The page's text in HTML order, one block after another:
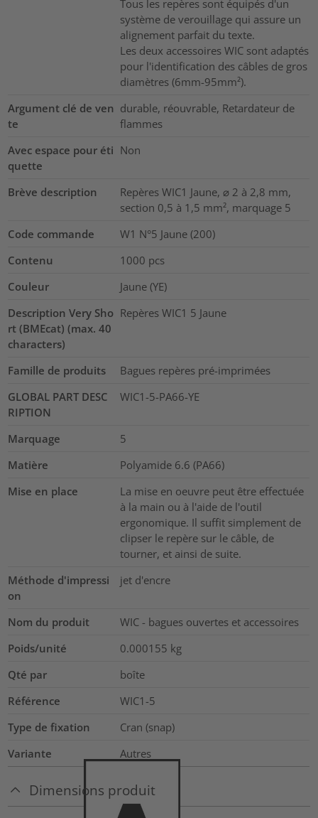
Tous les repères sont équipés d'un
système de verouillage qui assure un
alignement parfait du texte.
Les deux accessoires WIC sont adaptés
pour l'identification des câbles de gros
diamètres (6mm-95mm²).
Argument clé de ven
te
durable, réouvrable, Retardateur de
flammes
Avec espace pour éti
quette
Non
Brève description
Repères WIC1 Jaune, ⌀ 2 à 2,8 mm,
section 0,5 à 1,5 mm², marquage 5
Code commande
W1 N°5 Jaune (200)
Contenu
1000 pcs
Couleur
Jaune (YE)
Description Very Sho
rt (BMEcat) (max. 40
characters)
Repères WIC1 5 Jaune
Famille de produits
Bagues repères pré-imprimées
GLOBAL PART DESC
RIPTION
WIC1-5-PA66-YE
Marquage
5
Matière
Polyamide 6.6 (PA66)
Mise en place
La mise en oeuvre peut être effectuée
à la main ou à l'aide de l'outil
ergonomique. Il suffit simplement de
clipser le repère sur le câble, de
tourner, et ainsi de suite.
Méthode d'impressi
on
jet d'encre
Nom du produit
WIC - bagues ouvertes et accessoires
Poids/unité
0.000155 kg
Qté par
boîte
Référence
WIC1-5
Type de fixation
Cran (snap)
Variante
Autres
Dimensions produit